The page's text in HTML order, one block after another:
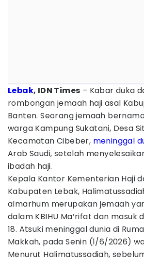
Lebak, IDN Times – Kabar duka
rombongan jemaah haji asal
Banten. Seorang jemaah
warga Kampung Sukatani, Desa
Kecamatan Cibeber, meninggal
Arab Saudi, setelah
ibadah haji.
Kepala Kantor Kementerian Haji
Kabupaten Lebak,
almarhum merupakan jemaah
dalam KBIHU Ma’rifat dan masuk
18. Atsuki meninggal dunia di
Makkah, pada Senin (1/6/2026)
Menurut Halimatussadiah,